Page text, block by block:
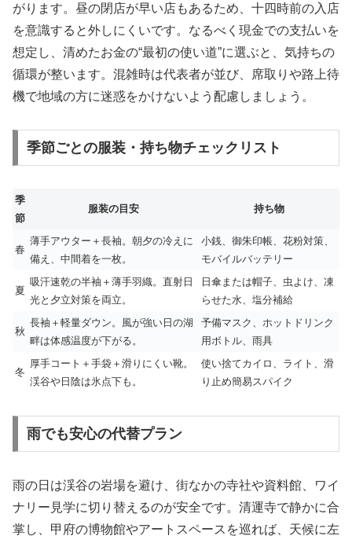
がります。昼の閉店が早い店もあるため、十四時前の入店
を意識すると外しにくいです。なるべく現金での支払いを
想定し、清めたお金の“最初の使い道”に選ぶと、気持ちの
循環が整います。混雑時は代表者が並び、席取りや路上待
機で地域の方に迷惑をかけないよう配慮しましょう。
季節ごとの服装・持ち物チェックリスト
季
節
服装の目安 持ち物
春
薄手アウター＋長袖。朝夕の冷えに
備え、中間着を一枚。
小銭、御朱印帳、花粉対策、
モバイルバッテリー
夏
吸汗速乾の半袖＋薄手羽織。直射日
光と夕立対策を両立。
日傘または帽子、虫よけ、凍
らせた水、塩分補給
秋
長袖＋軽量ダウン。風が強い日の湖
畔は体感温度が下がる。
予備マスク、ホットドリンク
用ボトル、雨具
冬
厚手コート＋手袋＋滑りにくい靴。
渓谷や日陰は氷点下も。
使い捨てカイロ、ライト、滑
り止め簡易スパイク
雨でも安心の代替プラン
雨の日は渓谷の岩場を避け、街なかの寺社や資料館、ワイ
ナリー見学に切り替えるのが安全です。清運寺で静かに合
掌し、甲府の博物館やアートスペースを巡れば、天候に左